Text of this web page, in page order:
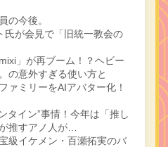
今後。
が会見で「旧統一教会の
」が再ブーム！？ヘビー
の意外すぎる使い方と
ァミリーをAIアバター化！
タイン”事情！今年は「推し
推すアノ人が…
級イケメン・百瀬拓実のバ